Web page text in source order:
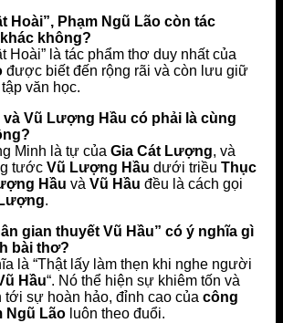
Hoài”, Phạm Ngũ Lão còn tác
không?
Hoài” là tác phẩm thơ duy nhất của
được biết đến rộng rãi và còn lưu giữ
văn học.
và Vũ Lượng Hầu có phải là cùng
Minh là tự của Gia Cát Lượng, và
tước Vũ Lượng Hầu dưới triều Thục
Hầu và Vũ Hầu đều là cách gọi
.
gian thuyết Vũ Hầu” có ý nghĩa gì
bài thơ?
là “Thật lấy làm thẹn khi nghe người
Hầu“. Nó thể hiện sự khiêm tốn và
tới sự hoàn hảo, đỉnh cao của công
Ngũ Lão luôn theo đuổi.